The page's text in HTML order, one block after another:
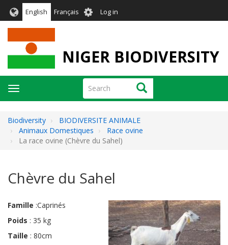
English Français User
account
Log in
NIGER BIODIVERSITY
Search Search
Toggle
navigation
Biodiversity
BIODIVERSITE ANIMALE
Animaux Domestiques
Race ovine
La race ovine (Chèvre du Sahel)
Chèvre du Sahel
Famille :Caprinés
Poids : 35 kg
Taille : 80cm